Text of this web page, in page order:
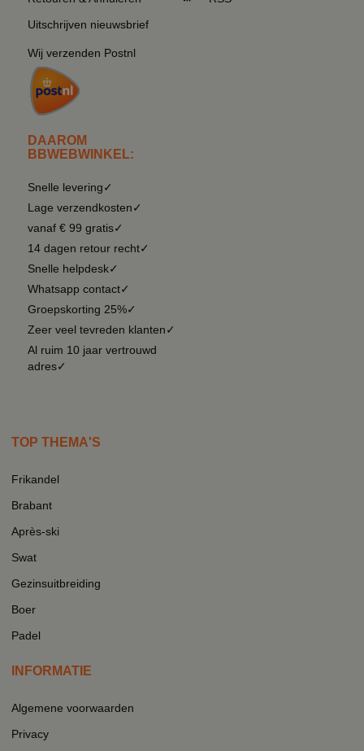
Uitschrijven nieuwsbrief
Wij verzenden Postnl
DAAROM
BBWEBWINKEL:
Snelle levering✓
Lage verzendkosten✓
vanaf € 99 gratis✓
14 dagen retour recht✓
Snelle helpdesk✓
Whatsapp contact✓
Groepskorting 25%✓
Zeer veel tevreden klanten✓
Al ruim 10 jaar vertrouwd
adres✓
TOP THEMA'S
Frikandel
Brabant
Après-ski
Swat
Gezinsuitbreiding
Boer
Padel
INFORMATIE
Algemene voorwaarden
Privacy